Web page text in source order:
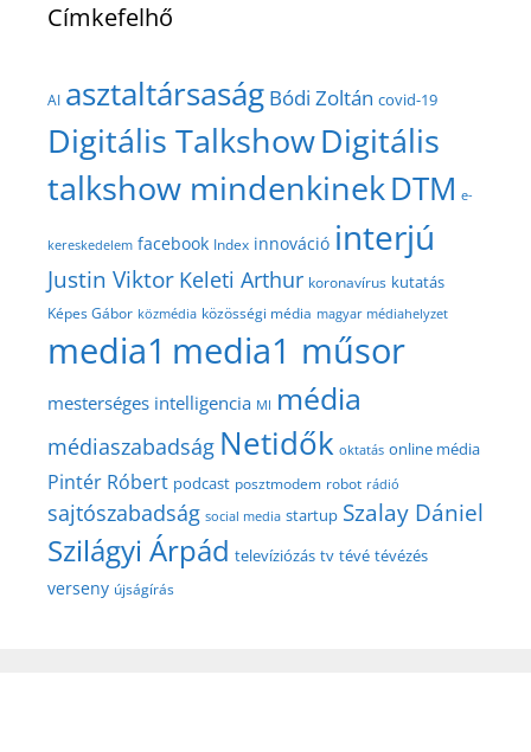
Címkefelhő
AI asztaltársaság Bódi Zoltán covid-19
Digitális TalkshowDigitális
talkshow mindenkinekDTM e-
kereskedelem facebook Index innováció interjú
Justin Viktor Keleti Arthur koronavírus kutatás
Képes Gábor közmédia közösségi média magyar médiahelyzet
media1 media1 műsor
mesterséges intelligencia MI média
médiaszabadság Netidők oktatás online média
Pintér Róbert podcast posztmodem robot rádió
sajtószabadság social media startup Szalay Dániel
Szilágyi Árpád televíziózás tv tévé tévézés
verseny újságírás